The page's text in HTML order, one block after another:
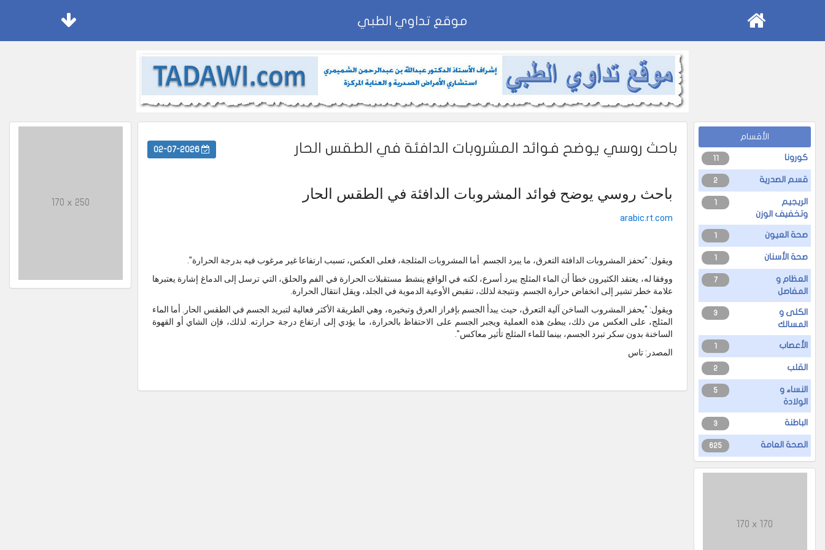
موقع تداوي الطبي
الأقسام
كورونا 11
قسم الصدرية 2
الريجيم
وتخفيف الوزن
1
صحة العيون 1
صحة الأسنان 1
العظام و
المفاصل
7
الكلى و
المسالك
3
الأعصاب 1
القلب 2
النساء و
الولادة
5
الباطنة 3
الصحة العامة 625
170 x 170
باحث روسي يوضح فوائد المشروبات الدافئة في الطقس الحار
باحث روسي يوضح فوائد المشروبات الدافئة في الطقس الحار
arabic.rt.com
ويقول: "تحفز المشروبات الدافئة التعرق، ما يبرد الجسم. أما المشروبات المثلجة، فعلى العكس، تسبب ارتفاعا غير مرغوب فيه بدرجة الحرارة".
ووفقا له، يعتقد الكثيرون خطأ أن الماء المثلج يبرد أسرع، لكنه في الواقع ينشط مستقبلات الحرارة في الفم والحلق، التي ترسل إلى الدماغ إشارة يعتبرها
علامة خطر تشير إلى انخفاض حرارة الجسم. ونتيجة لذلك، تنقبض الأوعية الدموية في الجلد، ويقل انتقال الحرارة.
ويقول: "يحفز المشروب الساخن آلية التعرق، حيث يبدأ الجسم بإفراز العرق وتبخيره، وهي الطريقة الأكثر فعالية لتبريد الجسم في الطقس الحار. أما الماء
المثلج، على العكس من ذلك، يبطئ هذه العملية ويجبر الجسم على الاحتفاظ بالحرارة، ما يؤدي إلى ارتفاع درجة حرارته. لذلك، فإن الشاي أو القهوة
الساخنة بدون سكر تبرد الجسم، بينما للماء المثلج تأثير معاكس".
المصدر: تاس
170 x 250